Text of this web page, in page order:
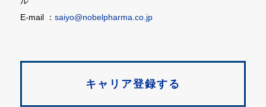
E-mail ： saiyo@nobelpharma.co.jp
キャリア登録する